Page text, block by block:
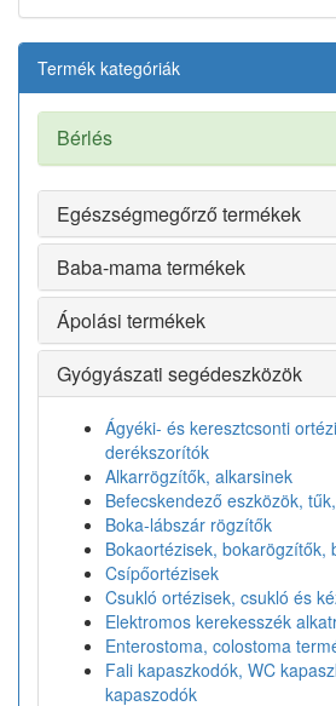
Termék kategóriák
Bérlés
Egészségmegőrző termékek
Baba-mama termékek
Ápolási termékek
Gyógyászati segédeszközök
Ágyéki- és keresztcsonti
derékszorítók
Alkarrögzítők, alkarsinek
Befecskendező eszközök,
Boka-lábszár rögzítők
Bokaortézisek, bokarögzítők,
Csípőortézisek
Csukló ortézisek, csukló és
Elektromos kerekesszék
Enterostoma, colostoma
Fali kapaszkodók, WC
kapaszodók